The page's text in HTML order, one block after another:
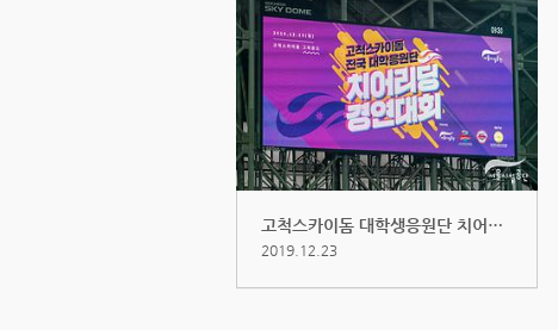
고척스카이돔 대학생응원단 치어리...
2019.12.23